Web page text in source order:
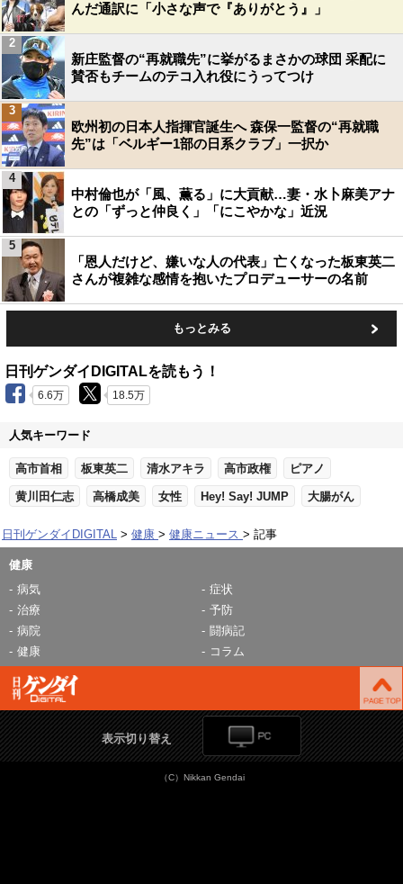
んだ通訳に「小さな声で『ありがとう』」
新庄監督の“再就職先”に挙がるまさかの球団 采配に
賛否もチームのテコ入れ役にうってつけ
2
欧州初の日本人指揮官誕生へ 森保一監督の“再就職
先”は「ベルギー1部の日系クラブ」一択か
3
中村倫也が「風、薫る」に大貢献…妻・水卜麻美アナ
との「ずっと仲良く」「にこやかな」近況
4
「恩人だけど、嫌いな人の代表」亡くなった板東英二
さんが複雑な感情を抱いたプロデューサーの名前
5
もっとみる
日刊ゲンダイDIGITALを読もう！
6.6万 18.5万
人気キーワード
高市首相 板東英二 清水アキラ 高市政権 ピアノ
黄川田仁志 高橋成美 女性 Hey! Say! JUMP 大腸がん
日刊ゲンダイDIGITAL 健康 健康ニュース 記事
健康
病気
症状
治療
予防
病院
闘病記
健康
コラム
表示切り替え
（C）Nikkan Gendai